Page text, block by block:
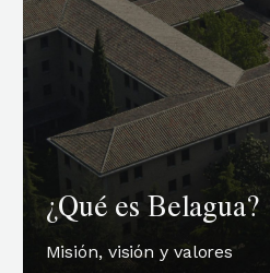
¿Qué es Belagua?
Misión, visión y valores